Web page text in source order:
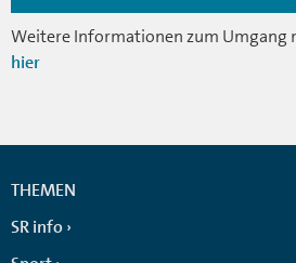
Weitere Informationen zum Umgang
hier
THEMEN
SR info